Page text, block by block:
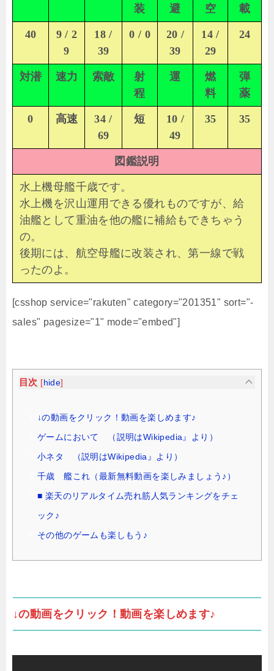
装
避
空
載
40
9 / 2
9
18 /
39
0 / 0
20 /
39
14 /
29
24
対潜 速力 索敵
射
程
運
燃
料
弾
薬
0 高速
34 /
69
短
10 /
49
35 35
図鑑説明
水上機母艦千歳です。
水上機を沢山運用できる優れものですが、給
油艦として重油を他の艦に補給もできちゃう
の。
後期には、航空母艦に改装され、第一線で戦
ったのよ。
[csshop service="rakuten" category="201351" sort="-
sales" pagesize="1" mode="embed"]
目次 [ hide]
↓の動画をクリック！動画を楽しめます♪
ゲームにおいて （説明はWikipedia』より）
小ネタ （説明はWikipedia』より）
千歳 艦これ（最新無料動画を楽しみましょう♪）
■ 楽天のリアルタイム売れ筋人気ランキングをチェ
ック♪
その他のゲームも楽しもう♪
↓の動画をクリック！動画を楽しめます♪